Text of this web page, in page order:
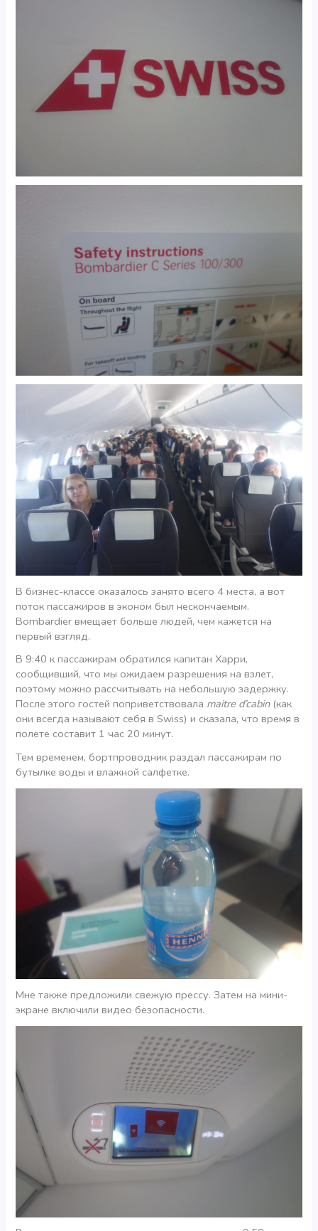
В бизнес-классе оказалось занято всего 4 места, а вот
поток пассажиров в эконом был нескончаемым.
Bombardier вмещает больше людей, чем кажется на
первый взгляд.
В 9:40 к пассажирам обратился капитан Харри,
сообщивший, что мы ожидаем разрешения на взлет,
поэтому можно рассчитывать на небольшую задержку.
После этого гостей поприветствовала maitre d’cabin(как
они всегда называют себя в Swiss) и сказала, что время в
полете составит 1 час 20 минут.
Тем временем, бортпроводник раздал пассажирам по
бутылке воды и влажной салфетке.
Мне также предложили свежую прессу. Затем на мини-
экране включили видео безопасности.